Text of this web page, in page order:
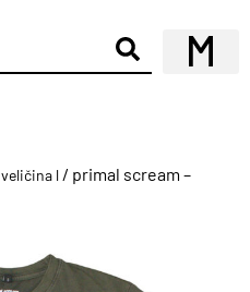
veličina l / primal scream –